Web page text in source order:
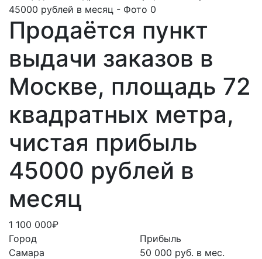
Продаётся пункт
выдачи заказов в
Москве, площадь 72
квадратных метра,
чистая прибыль
45000 рублей в
месяц
1 100 000₽
Город
Самара
Прибыль
50 000 руб. в мес.